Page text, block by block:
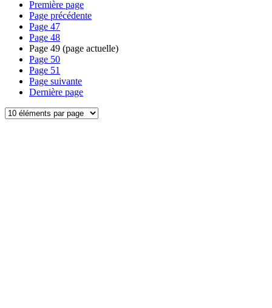
Première page
Page précédente
Page 47
Page 48
Page 49 (page actuelle)
Page 50
Page 51
Page suivante
Dernière page